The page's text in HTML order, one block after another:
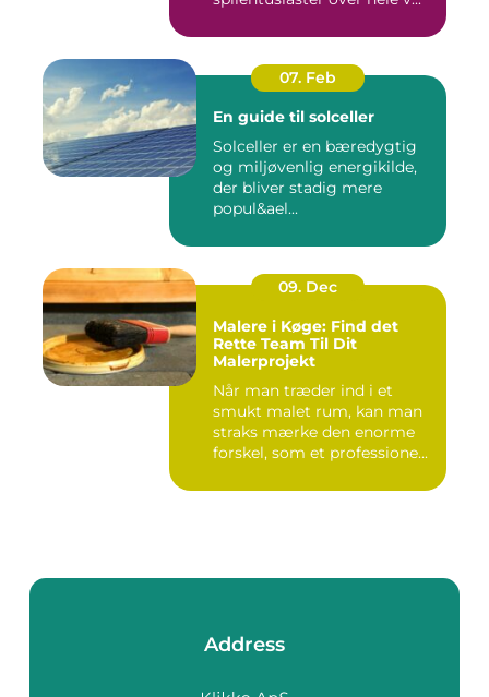
07. Feb
En guide til solceller
Solceller er en bæredygtig
og miljøvenlig energikilde,
der bliver stadig mere
popul&ael...
09. Dec
Malere i Køge: Find det
Rette Team Til Dit
Malerprojekt
Når man træder ind i et
smukt malet rum, kan man
straks mærke den enorme
forskel, som et professione...
Address